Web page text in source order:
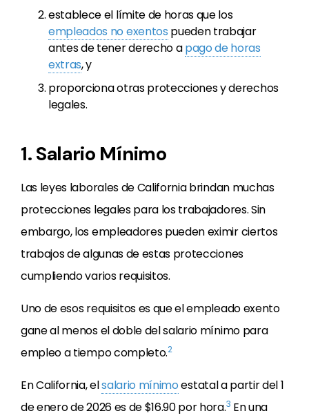
establece el límite de horas que los
empleados no exentos pueden trabajar
antes de tener derecho apago de horas
extras, y
proporciona otras protecciones y derechos
legales.
1. Salario Mínimo
Las leyes laborales de California brindan muchas
protecciones legales para los trabajadores. Sin
embargo, los empleadores pueden eximir ciertos
trabajos de algunas de estas protecciones
cumpliendo varios requisitos.
Uno de esos requisitos es que el empleado exento
gane al menos el doble del salario mínimo para
empleo a tiempo completo.2
En California, elsalario mínimoestatal a partir del 1
de enero de 2026 es de $16.90 por hora.3 En una